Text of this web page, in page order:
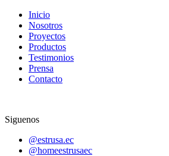
Inicio
Nosotros
Proyectos
Productos
Testimonios
Prensa
Contacto
Siguenos
@estrusa.ec
@homeestrusaec